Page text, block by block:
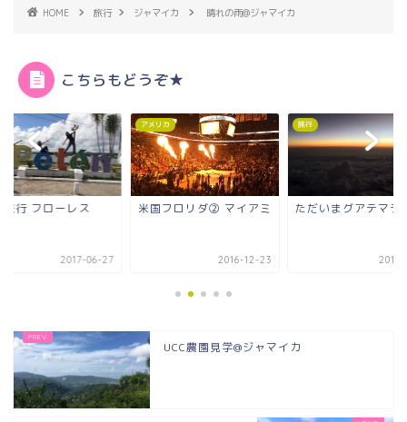
HOME 旅行 ジャマイカ 晴れの雨@ジャマイカ
こちらもどうぞ★
旅行 フローレス
2017-06-27
アメリカ
米国フロリダ② マイアミ
2016-12-23
旅行
ただいまグアテマラ
2017-
UCC農園見学@ジャマイカ